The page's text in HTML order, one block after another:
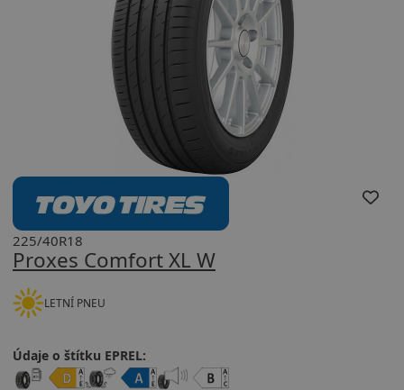
Proxes Comfort XL W
225/40R18
LETNÍ PNEU
Údaje o štítku EPREL: